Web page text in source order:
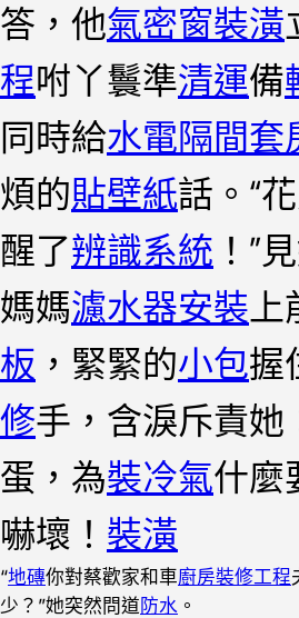
答，他氣密窗裝潢
程咐丫鬟準清運備
同時給水電隔間套
煩的貼壁紙話。“
醒了辨識系統 ！”
媽媽濾水器安裝
板 ，緊緊的小包握
修手，含淚斥責她
蛋，為裝冷氣什麼
嚇壞！ 裝潢
“地磚你對蔡歡家和車廚房裝修工程
少？”她突然問道防水 。